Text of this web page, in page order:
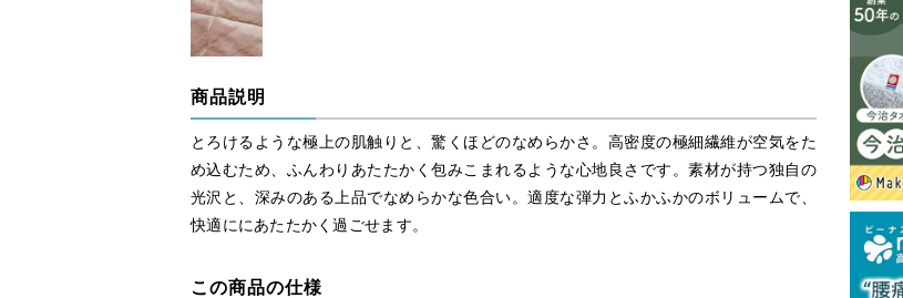
商品説明
とろけるような極上の肌触りと、驚くほどのなめらかさ。高密度の極細繊維が空気をた
め込むため、ふんわりあたたかく包みこまれるような心地良さです。素材が持つ独自の
光沢と、深みのある上品でなめらかな色合い。適度な弾力とふかふかのボリュームで、
快適ににあたたかく過ごせます。
この商品の仕様